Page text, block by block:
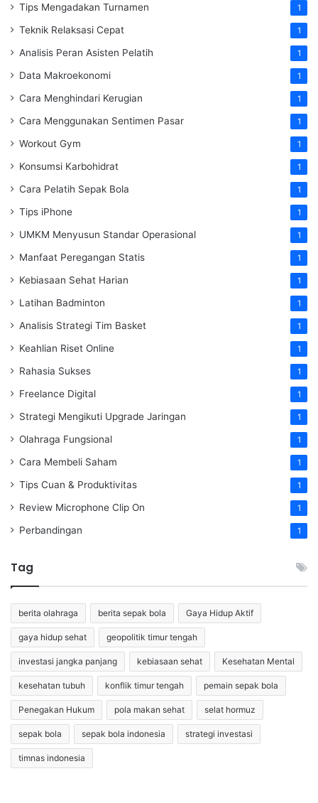
Tips Mengadakan Turnamen 1
Teknik Relaksasi Cepat 1
Analisis Peran Asisten Pelatih 1
Data Makroekonomi 1
Cara Menghindari Kerugian 1
Cara Menggunakan Sentimen Pasar 1
Workout Gym 1
Konsumsi Karbohidrat 1
Cara Pelatih Sepak Bola 1
Tips iPhone 1
UMKM Menyusun Standar Operasional 1
Manfaat Peregangan Statis 1
Kebiasaan Sehat Harian 1
Latihan Badminton 1
Analisis Strategi Tim Basket 1
Keahlian Riset Online 1
Rahasia Sukses 1
Freelance Digital 1
Strategi Mengikuti Upgrade Jaringan 1
Olahraga Fungsional 1
Cara Membeli Saham 1
Tips Cuan & Produktivitas 1
Review Microphone Clip On 1
Perbandingan 1
Tag
berita olahraga berita sepak bola Gaya Hidup Aktif
gaya hidup sehat geopolitik timur tengah
investasi jangka panjang kebiasaan sehat Kesehatan Mental
kesehatan tubuh konflik timur tengah pemain sepak bola
Penegakan Hukum pola makan sehat selat hormuz
sepak bola sepak bola indonesia strategi investasi
timnas indonesia